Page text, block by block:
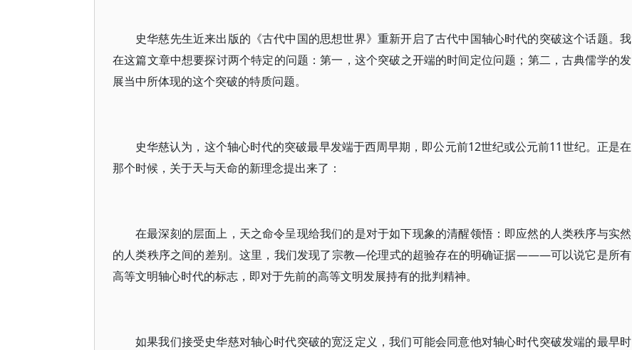
史华慈先生近来出版的《古代中国的思想世界》重新开启了古代中国轴心时代的突破这个话题。我
在这篇文章中想要探讨两个特定的问题：第一，这个突破之开端的时间定位问题；第二，古典儒学的发
展当中所体现的这个突破的特质问题。
史华慈认为，这个轴心时代的突破最早发端于西周早期，即公元前12世纪或公元前11世纪。正是在
那个时候，关于天与天命的新理念提出来了：
在最深刻的层面上，天之命令呈现给我们的是对于如下现象的清醒领悟：即应然的人类秩序与实然
的人类秩序之间的差别。这里，我们发现了宗教—伦理式的超验存在的明确证据———可以说它是所有
高等文明轴心时代的标志，即对于先前的高等文明发展持有的批判精神。
如果我们接受史华慈对轴心时代突破的宽泛定义，我们可能会同意他对轴心时代突破发端的最早时